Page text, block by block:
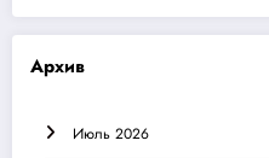
Архив
Июль 2026